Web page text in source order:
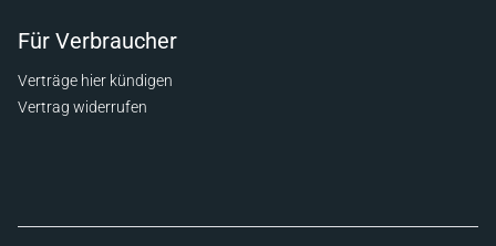
Für Verbraucher
Verträge hier kündigen
Vertrag widerrufen